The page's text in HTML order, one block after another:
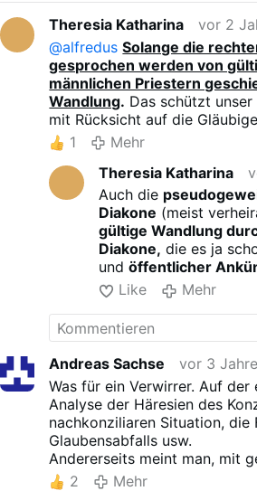
Theresia Katharina vor 2
@alfredus Solange die
gesprochen werden von
männlichen Priestern
Wandlung. Das schützt
mit Rücksicht auf die
Tür zu allen Variationen
das Werk des Teufels.
Bald werdenpseudogeweihte
Gottesdienste leiten und
durchführen.Geht da
Frauen keine Wandlung
ieber einentreuen Priester
1
Mehr
Theresia Katharina
Auch die
Diakone (meist
gültige Wandlung
Diakone, die es ja
und öffentlicher
Lehmann(gest.2018)
nicht. PF wird bald die
lassen. Der bisherige
gesalbte männliche
durch ein
ersetzt werden, weil
heidnischen und
Religion der NWO
Like Mehr
Andreas Sachse
vor 3
Was für ein Verwirrer. Auf der
Analyse der Häresien des
nachkonziliaren Situation, die
Glaubensabfalls usw.
Andererseits meint man, mit
über alles Mögliche
2
Mehr